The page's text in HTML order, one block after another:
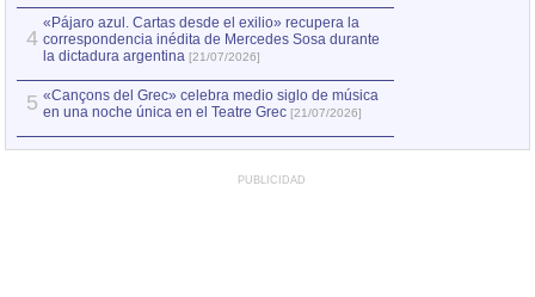
4
«Pájaro azul. Cartas desde el exilio» recupera la
correspondencia inédita de Mercedes Sosa durante
la dictadura argentina [21/07/2026]
5 «Cançons del Grec» celebra medio siglo de música
en una noche única en el Teatre Grec [21/07/2026]
PUBLICIDAD